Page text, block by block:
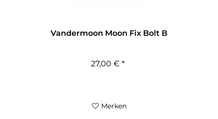
Vandermoon Moon Fix Bolt B
27,00 € *
Merken